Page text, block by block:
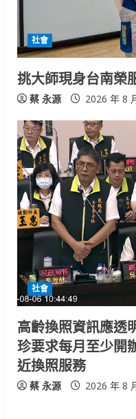
社會
挑大師現身台南榮
蔡 永源 2026 年 8
社會
高齡換照資訊應
珍要求每月至少
近換照服務
蔡 永源 2026 年 8